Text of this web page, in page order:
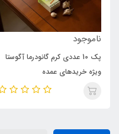
ناموجود
پک 10 عددی کرم آگوستا بلک ویژه
خریدهای عمده